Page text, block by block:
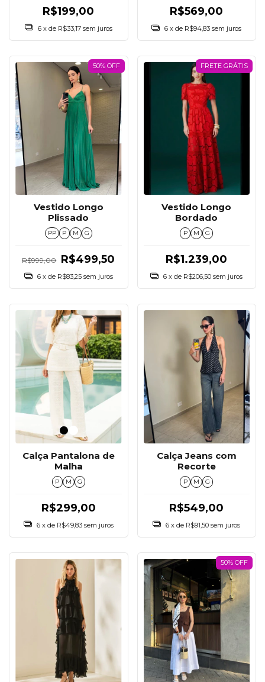
R$199,00
6 x de R$33,17 sem juros
R$569,00
6 x de R$94,83 sem juros
50% OFF
Vestido Longo
Plissado
PP P M G
R$999,00 R$499,50
6 x de R$83,25 sem juros
FRETE GRÁTIS
Vestido Longo
Bordado
P M G
R$1.239,00
6 x de R$206,50 sem juros
Calça Pantalona de
Malha
P M G
R$299,00
6 x de R$49,83 sem juros
Calça Jeans com
Recorte
P M G
R$549,00
6 x de R$91,50 sem juros
50% OFF